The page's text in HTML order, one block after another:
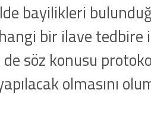
bayilikleri
bir ilave tedbire
söz konusu
olmasını